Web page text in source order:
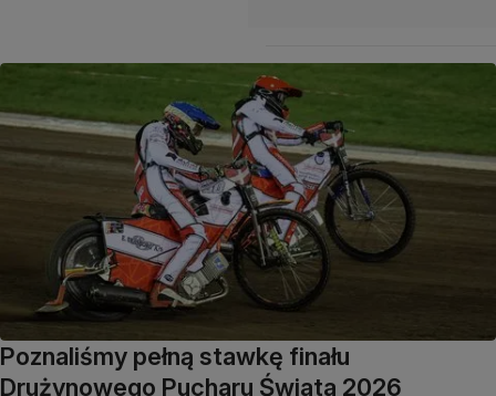
Poznaliśmy pełną stawkę finału
Drużynowego Pucharu Świata 2026